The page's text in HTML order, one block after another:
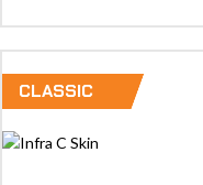
CLASSIC